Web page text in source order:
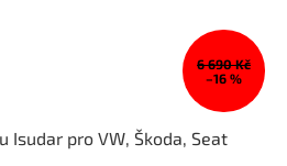
6 690 Kč
–16 %
Isudar pro VW, Škoda, Seat